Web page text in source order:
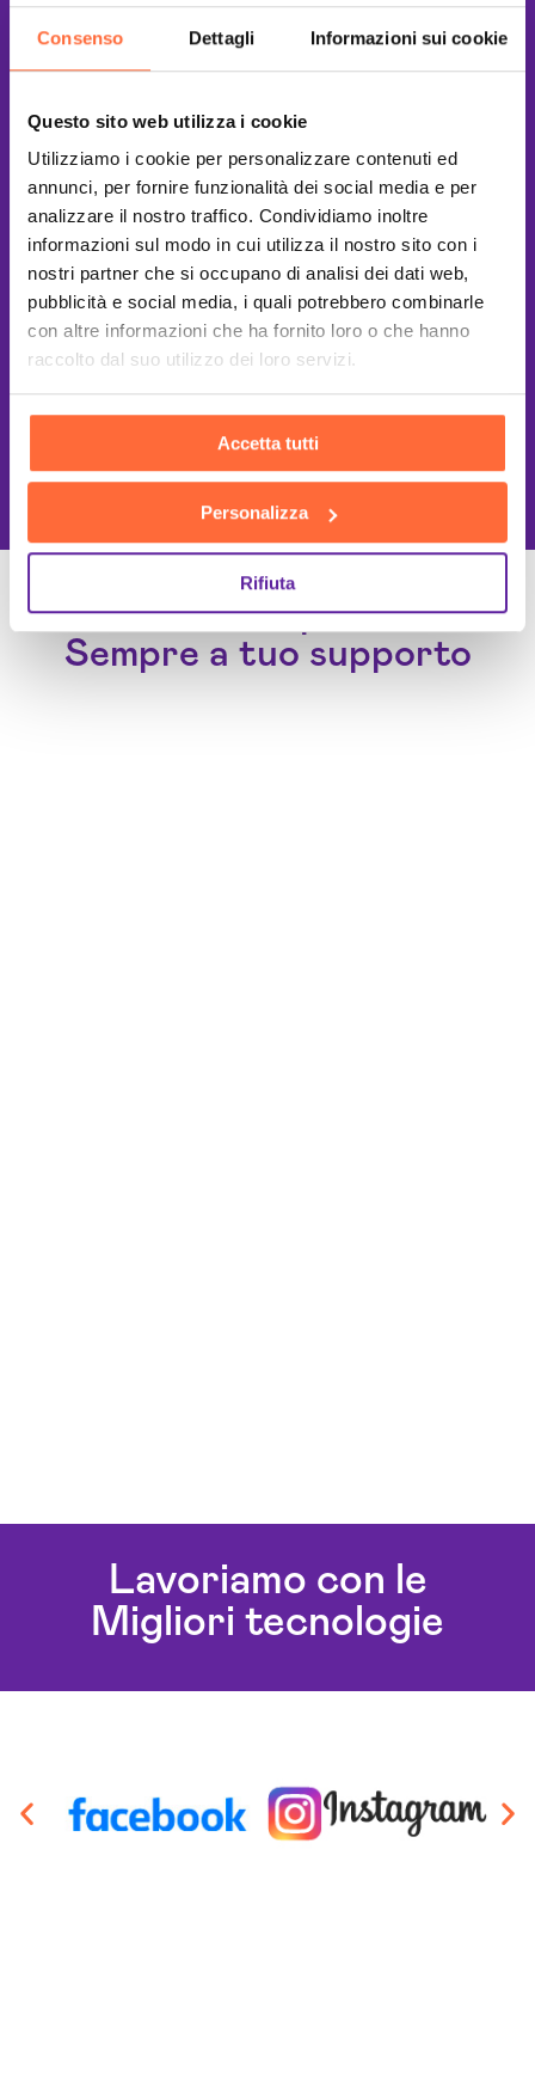
Consenso Dettagli Informazioni sui cookie
Questo sito web utilizza i cookie
Utilizziamo i cookie per personalizzare contenuti ed
annunci, per fornire funzionalità dei social media e per
analizzare il nostro traffico. Condividiamo inoltre
informazioni sul modo in cui utilizza il nostro sito con i
nostri partner che si occupano di analisi dei dati web,
pubblicità e social media, i quali potrebbero combinarle
con altre informazioni che ha fornito loro o che hanno
raccolto dal suo utilizzo dei loro servizi.
Accetta tutti
Personalizza
Rifiuta
This site is protected by reCAPTCHA
and the GooglePrivacy PolicyandTerms of Serviceapply.
Un Team di specialisti
Sempre a tuo supporto
Lavoriamo con le
Migliori tecnologie